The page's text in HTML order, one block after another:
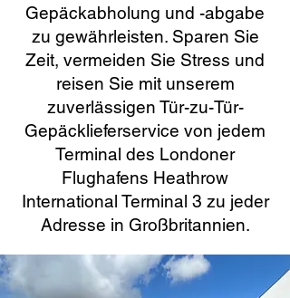
Gepäckabholung und -abgabe
zu gewährleisten. Sparen Sie
Zeit, vermeiden Sie Stress und
reisen Sie mit unserem
zuverlässigen Tür-zu-Tür-
Gepäcklieferservice von jedem
Terminal des Londoner
Flughafens Heathrow
International Terminal 3 zu jeder
Adresse in Großbritannien.